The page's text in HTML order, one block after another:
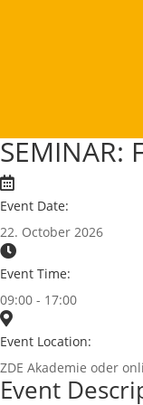
SEMINAR:
Event Date:
22. October 2026
Event Time:
09:00 - 17:00
Event Location:
ZDE Akademie oder
Event